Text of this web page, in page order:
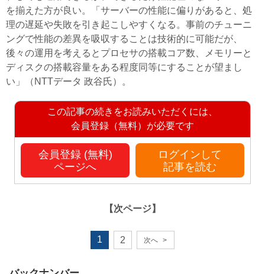
を揃えた方が良い。「サーバーの性能に偏りがあると、処
理の遅延や失敗を引き起こしやすくなる。事前のチューニ
ングで性能の差異を吸収することは技術的に可能だが、
後々の運用を考えるとプロセサの搭載コア数、メモリーと
ディスクの搭載容量をある程度同等にすることが望まし
い」（NTTデータ 政谷氏）。
この記事の続きをお読みいただくには、
会員登録（無料）が必要です
会員登録 (無料)
ページへ
ログインして
記事を読む
【次ページ】
1 2 次へ >